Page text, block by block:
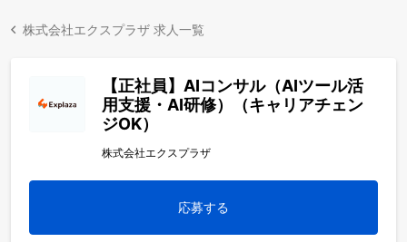
株式会社エクスプラザ 求人一覧
【正社員】AIコンサル（AIツール活
用支援・AI研修）（キャリアチェン
ジOK）
株式会社エクスプラザ
応募する